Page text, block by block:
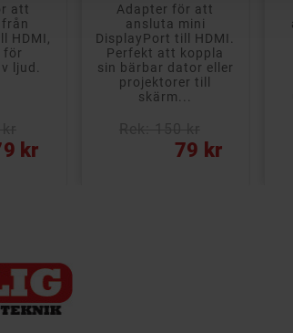
att
mini
HDMI.
koppla
eller
79 kr
DVI-kabel för
anslutning mellan
skärm och dator.
DVI-D (Dual Link)
med dual link och
stöd för
upplösningar upp
99 kr